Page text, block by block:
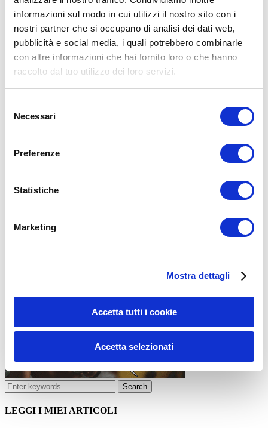
informazioni sul modo in cui utilizzi il nostro sito con i
nostri partner che si occupano di analisi dei dati web,
pubblicità e social media, i quali potrebbero combinarle
con altre informazioni che hai fornito loro o che hanno
raccolto dal tuo utilizzo dei loro servizi.
delNecessari
Preferenze
Statistiche
Marketing
Mostra dettagli
Accetta tutti i cookie
Accetta selezionati
LEGGI I MIEI ARTICOLI